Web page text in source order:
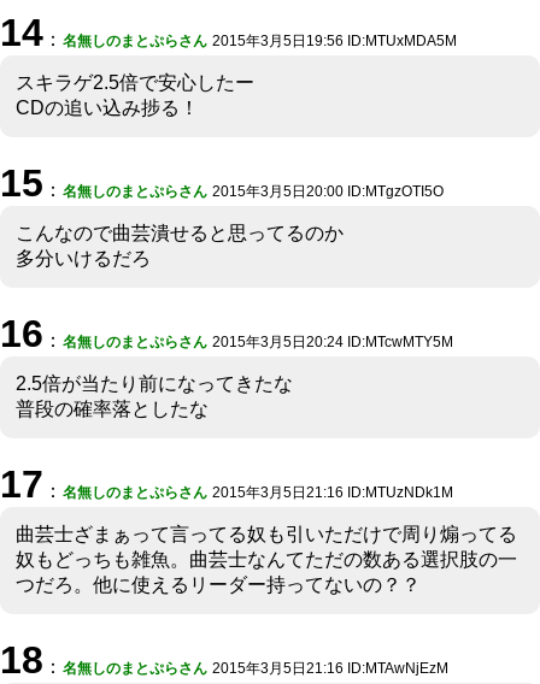
14 ： 名無しのまとぷらさん 2015年3月5日19:56 ID:MTUxMDA5M
スキラゲ2.5倍で安心したー
CDの追い込み捗る！
15 ： 名無しのまとぷらさん 2015年3月5日20:00 ID:MTgzOTI5O
こんなので曲芸潰せると思ってるのか
多分いけるだろ
16 ： 名無しのまとぷらさん 2015年3月5日20:24 ID:MTcwMTY5M
2.5倍が当たり前になってきたな
普段の確率落としたな
17 ： 名無しのまとぷらさん 2015年3月5日21:16 ID:MTUzNDk1M
曲芸士ざまぁって言ってる奴も引いただけで周り煽ってる
奴もどっちも雑魚。曲芸士なんてただの数ある選択肢の一
つだろ。他に使えるリーダー持ってないの？？
18 ： 名無しのまとぷらさん 2015年3月5日21:16 ID:MTAwNjEzM